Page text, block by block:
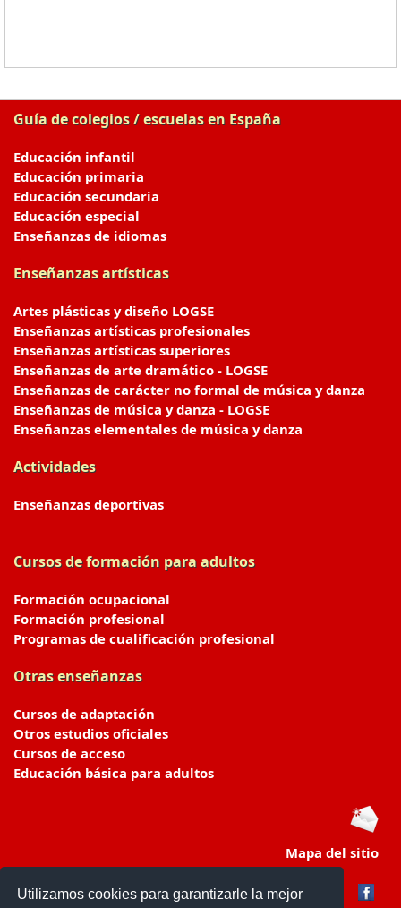
Utilizamos cookies para garantizarle la mejor
Guía de colegios / escuelas en España
Educación infantil
Educación primaria
Educación secundaria
Educación especial
Enseñanzas de idiomas
Enseñanzas artísticas
Artes plásticas y diseño LOGSE
Enseñanzas artísticas profesionales
Enseñanzas artísticas superiores
Enseñanzas de arte dramático - LOGSE
Enseñanzas de carácter no formal de música y danza
Enseñanzas de música y danza - LOGSE
Enseñanzas elementales de música y danza
Actividades
Enseñanzas deportivas
Cursos de formación para adultos
Formación ocupacional
Formación profesional
Programas de cualificación profesional
Otras enseñanzas
Cursos de adaptación
Otros estudios oficiales
Cursos de acceso
Educación básica para adultos
Mapa del sitio